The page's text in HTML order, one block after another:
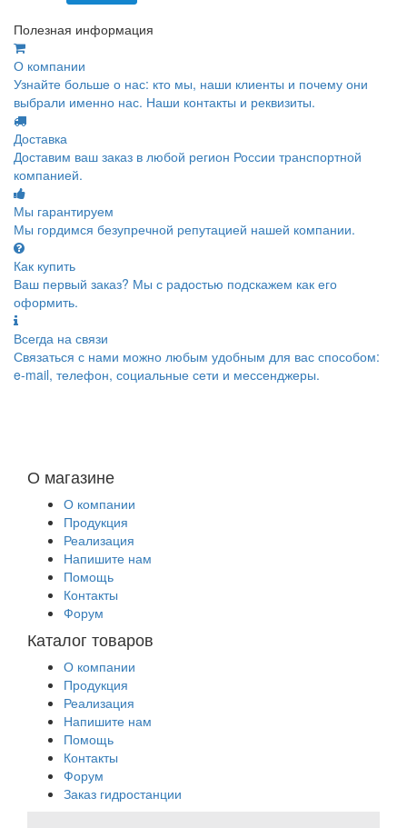
Полезная информация
О компании
Узнайте больше о нас: кто мы, наши клиенты и почему они
выбрали именно нас. Наши контакты и реквизиты.
Доставка
Доставим ваш заказ в любой регион России транспортной
компанией.
Мы гарантируем
Мы гордимся безупречной репутацией нашей компании.
Как купить
Ваш первый заказ? Мы с радостью подскажем как его
оформить.
Всегда на связи
Связаться с нами можно любым удобным для вас способом:
e-mail, телефон, социальные сети и мессенджеры.
О магазине
О компании
Продукция
Реализация
Напишите нам
Помощь
Контакты
Форум
Каталог товаров
О компании
Продукция
Реализация
Напишите нам
Помощь
Контакты
Форум
Заказ гидростанции